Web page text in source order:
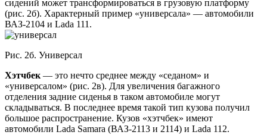
сидений может трансформироваться в грузовую платформу
(рис. 2б). Характерный пример «универсала» — автомобили
ВАЗ-2104 и Lada 111.
Рис. 2б. Универсал
Хэтчбек — это нечто среднее между «седаном» и
«универсалом» (рис. 2в). Для увеличения багажного
отделения задние сиденья в таком автомобиле могут
складываться. В последнее время такой тип кузова получил
большое распространение. Кузов «хэтчбек» имеют
автомобили Lada Samara (ВАЗ-2113 и 2114) и Lada 112.